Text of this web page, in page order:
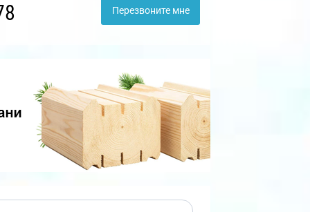
Перезвоните мне